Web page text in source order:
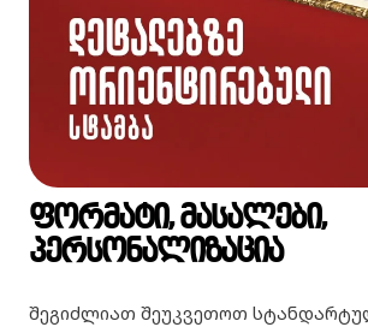
ფორმატი, მასალები,
პერსონალიზაცია
შეგიძლიათ შეუკვეთოთ